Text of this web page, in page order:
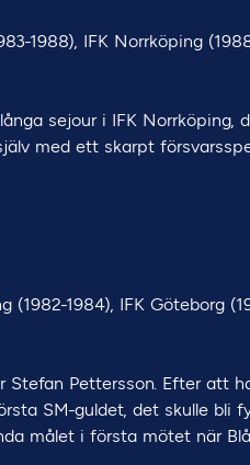
1988), IFK Norrköping
sejour i IFK Norrköping,
med ett skarpt
(1982-1984), IFK Göteborg
Stefan Pettersson. Efter att
SM-guldet, det skulle bli
målet i första mötet när